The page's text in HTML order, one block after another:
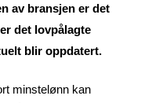
av bransjen er det
det lovpålagte
blir oppdatert.
minstelønn kan